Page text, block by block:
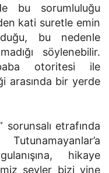
bu sorumluluğu
kati suretle emin
bu nedenle
söylenebilir.
baba otoritesi ile
arasında bir yerde
sorunsalı etrafında
hikaye
şeyler bizi yine